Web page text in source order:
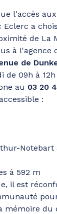
l'accès aux
Eclerc a
de La
à l'agence
de
de 09h à
au 03 20
:
Notebart
à 592 m
il est
mémoire du